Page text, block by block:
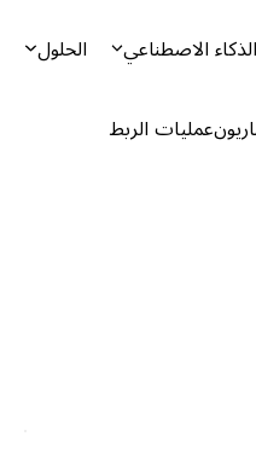
الذكاء الاصطناعي الحلول
عمليات الربط